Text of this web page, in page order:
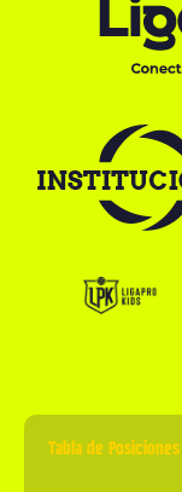
Tabla de Posiciones